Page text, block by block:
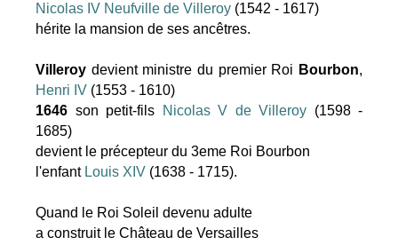
Nicolas IV Neufville de Villeroy (1542 - 1617)
hérite la mansion de ses ancêtres.
Villeroy devient ministre du premier Roi Bourbon,
Henri IV (1553 - 1610)
1646 son petit-fils Nicolas V de Villeroy (1598 -
1685)
devient le précepteur du 3eme Roi Bourbon
l'enfant Louis XIV (1638 - 1715).
Quand le Roi Soleil devenu adulte
a construit le Château de Versailles